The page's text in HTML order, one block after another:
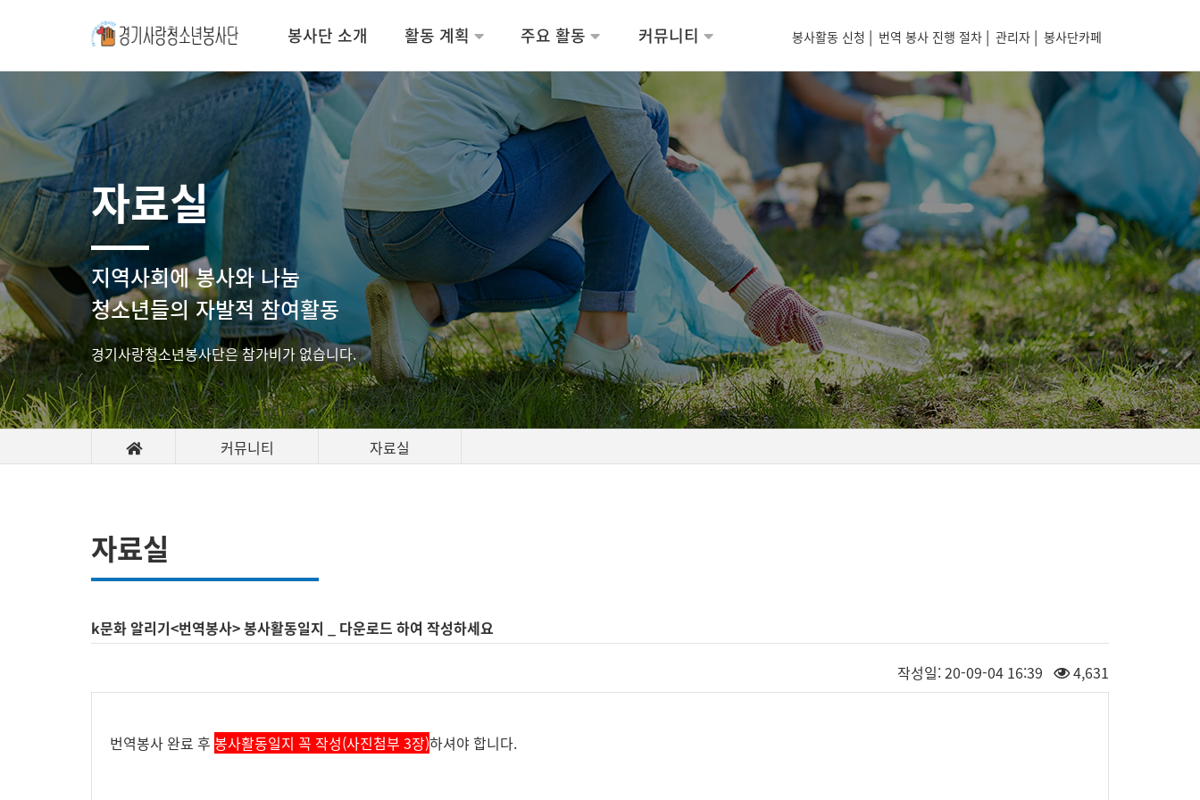
봉사단 소개 활동 계획 주요 활동 커뮤니티 봉사활동 신청 | 번역 봉사 진행 절차 | 관리자 | 봉사단카페
자료실
지역사회에 봉사와 나눔
청소년들의 자발적 참여활동
경기사랑청소년봉사단은 참가비가 없습니다.
커뮤니티 자료실
자료실
k문화 알리기<번역봉사> 봉사활동일지 _ 다운로드 하여 작성하세요
작성일:20-09-04 16:39 4,631
번역봉사 완료 후 봉사활동일지 꼭 작성(사진첨부 3장)하셔야 합니다.